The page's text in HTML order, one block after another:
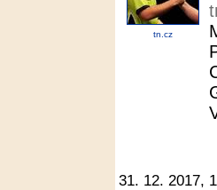
tn.cz
31. 12. 2017,